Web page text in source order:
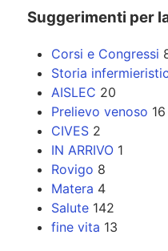
Suggerimenti per
Corsi e Congressi
Storia
AISLEC 20
Prelievo venoso 16
CIVES 2
IN ARRIVO 1
Rovigo 8
Matera 4
Salute 142
fine vita 13